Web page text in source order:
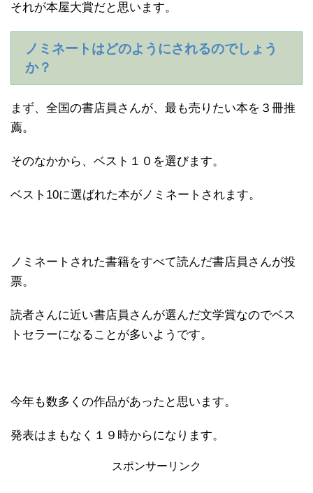
それが本屋大賞だと思います。
ノミネートはどのようにされるのでしょう
か？
まず、全国の書店員さんが、最も売りたい本を３冊推
薦。
そのなかから、ベスト１０を選びます。
ベスト10に選ばれた本がノミネートされます。
ノミネートされた書籍をすべて読んだ書店員さんが投
票。
読者さんに近い書店員さんが選んだ文学賞なのでベス
トセラーになることが多いようです。
今年も数多くの作品があったと思います。
発表はまもなく１９時からになります。
スポンサーリンク